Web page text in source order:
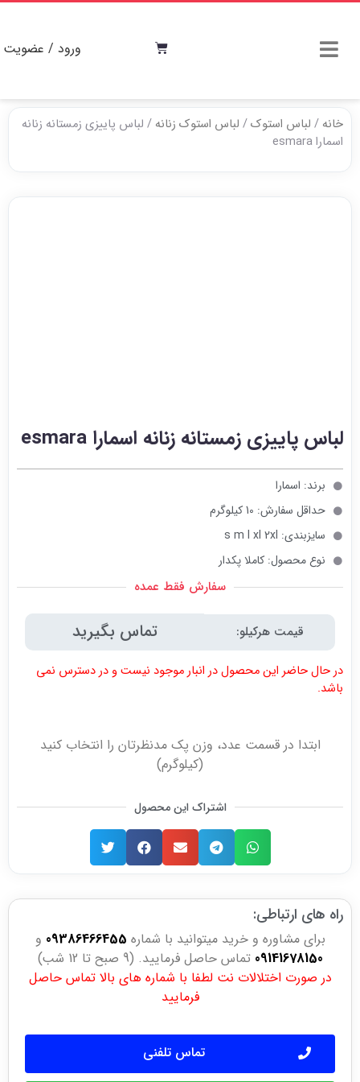
ورود / عضویت
خانه / لباس استوک/ لباس استوک زنانه / لباس پاییزی زمستانه زنانه
اسمارا esmara
لباس پاییزی زمستانه زنانه اسمارا esmara
برند: اسمارا
حداقل سفارش: 10 کیلوگرم
سایزبندی: s m l xl 2xl
نوع محصول: کاملا پکدار
سفارش فقط عمده
قیمت هرکیلو: تماس بگیرید
در حال حاضر این محصول در انبار موجود نیست و در دسترس نمی
باشد.
ابتدا در قسمت عدد، وزن پک مدنظرتان را انتخاب کنید
(کیلوگرم)
اشتراک این محصول
راه های ارتباطی:
برای مشاوره و خرید میتوانید با شماره 09386466455 و
09141678150 تماس حاصل فرمایید. (9 صبح تا 12 شب)
در صورت اختلالات نت لطفا با شماره های بالا تماس حاصل
فرمایید
تماس تلفنی